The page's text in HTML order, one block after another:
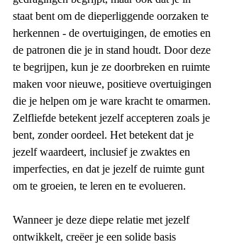
staat bent om de dieperliggende oorzaken te
herkennen - de overtuigingen, de emoties en
de patronen die je in stand houdt. Door deze
te begrijpen, kun je ze doorbreken en ruimte
maken voor nieuwe, positieve overtuigingen
die je helpen om je ware kracht te omarmen.
Zelfliefde betekent jezelf accepteren zoals je
bent, zonder oordeel. Het betekent dat je
jezelf waardeert, inclusief je zwaktes en
imperfecties, en dat je jezelf de ruimte gunt
om te groeien, te leren en te evolueren.
Wanneer je deze diepe relatie met jezelf
ontwikkelt, creëer je een solide basis